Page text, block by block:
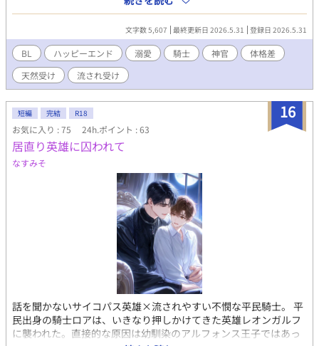
ること」だった。 「禁断の恋の相手」に選ばれたのは、誠実を絵
に描いたような聖騎士フェリクス。不純な仲になりたいという一
世一代の告白をぶつけられたフェリクスは、自身の「重すぎる愛
情」を解放する免罪符を得て、一生大事にすると誓う（重）。 何
も知らないまま「お世話になります」と笑うノエルが、逃げ場の
ない聖騎士の部屋で「不埒で悪い遊び」を教えられる話。 なお、
ハッピーエンド。 ムーンライトノベルズにも掲載してます。
文字数 5,607 最終更新日 2026.5.31 登録日 2026.5.31
BL ハッピーエンド 溺愛 騎士 神官
体格差
天然受け
流され受け
16
短編 完結 R18
お気に入り : 75 24h.ポイント : 63
居直り英雄に囚われて
なすみそ
話を聞かないサイコパス英雄×流されやすい不憫な平民騎士。 平
民出身の騎士ロアは、いきなり押しかけてきた英雄レオンガルフ
に襲われた。直接的な原因は幼馴染のアルフォンス王子ではあっ